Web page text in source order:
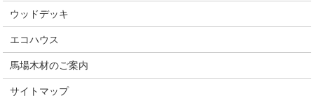
ウッドデッキ
エコハウス
馬場木材のご案内
サイトマップ